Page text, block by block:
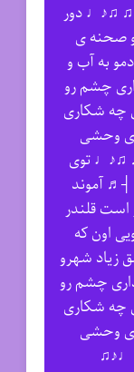
♫♪♩ دور
ﺻﺤﻨﻪ ی
ﺑﻪ آب و
ﭼﺸﻢ رو
ﭼﻪ ﺷﻜﺎری
وﺣﺸﻰ
♫♪♩ ﺗﻮی
آموند
ﻗﻠﻨﺪر
اون ﻛﻪ
زﻳﺎد ﺷﻬﺮو
ﭼﺸﻢ رو
ﭼﻪ ﺷﻜﺎری
وﺣﺸﻰ
♩♪♫